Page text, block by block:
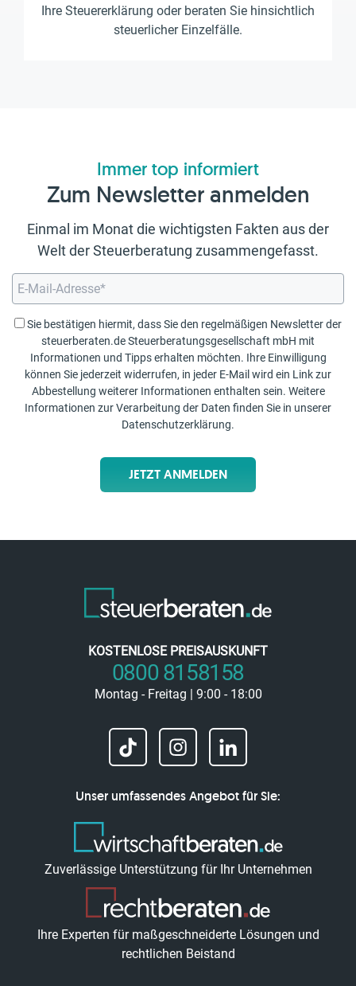
Ihre Steuererklärung oder beraten Sie hinsichtlich
steuerlicher Einzelfälle.
Immer top informiert
Zum Newsletter anmelden
Einmal im Monat die wichtigsten Fakten aus der
Welt der Steuerberatung zusammengefasst.
Sie bestätigen hiermit, dass Sie den regelmäßigen Newsletter der
steuerberaten.de Steuerberatungsgesellschaft mbH mit
Informationen und Tipps erhalten möchten. Ihre Einwilligung
können Sie jederzeit widerrufen, in jeder E-Mail wird ein Link zur
Abbestellung weiterer Informationen enthalten sein. Weitere
Informationen zur Verarbeitung der Daten finden Sie in unserer
Datenschutzerklärung.
JETZT ANMELDEN
KOSTENLOSE PREISAUSKUNFT
0800 8158158
Montag - Freitag | 9:00 - 18:00
Unser umfassendes Angebot für Sie:
Zuverlässige Unterstützung für Ihr Unternehmen
Ihre Experten für maßgeschneiderte Lösungen und
rechtlichen Beistand